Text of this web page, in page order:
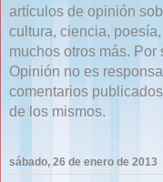
artículos de opinión
cultura, ciencia,
muchos otros más.
Opinión no es
comentarios
de los mismos.
sábado, 26 de enero de 2013